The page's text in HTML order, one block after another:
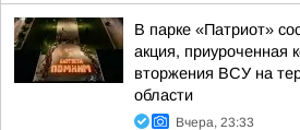
В парке «Патриот»
акция, приуроченная
вторжения ВСУ на
области
Вчера, 23:33